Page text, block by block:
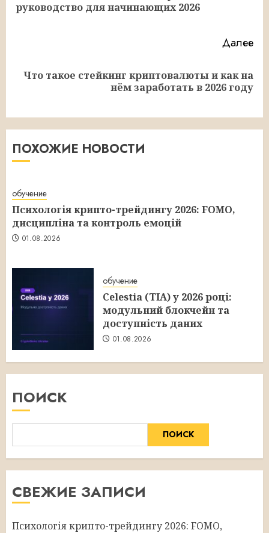
руководство для начинающих 2026
Далее
Следующая
Что такое стейкинг криптовалюты и как на
нём заработать в 2026 году
ПОХОЖИЕ НОВОСТИ
обучение
Психологія крипто-трейдингу 2026: FOMO,
дисципліна та контроль емоцій
01.08.2026
обучение
Celestia (TIA) у 2026 році:
модульний блокчейн та
доступність даних
01.08.2026
ПОИСК
ПОИСК
СВЕЖИЕ ЗАПИСИ
Психологія крипто-трейдингу 2026: FOMO,